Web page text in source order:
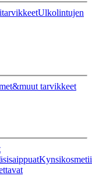
Ulkolintujen
tarvikkeet